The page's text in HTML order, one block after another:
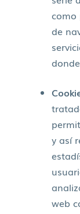
como
de
y así
web